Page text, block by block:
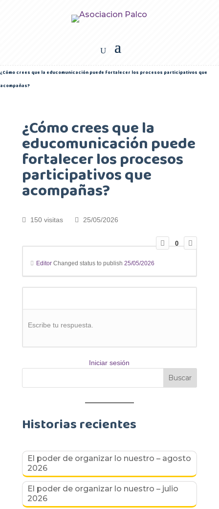
¿Cómo crees que la educomunicación puede fortalecer los procesos participativos que
acompañas?
¿Cómo crees que la
educomunicación puede
fortalecer los procesos
participativos que
acompañas?
150 visitas 25/05/2026
0
EditorChanged status to publish 25/05/2026
Escribe tu respuesta.
Iniciar sesión
Historias recientes
El poder de organizar lo nuestro – agosto
2026
El poder de organizar lo nuestro – julio
2026